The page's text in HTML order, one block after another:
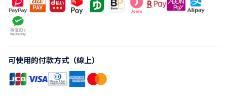
可使用的付款方式（線上）